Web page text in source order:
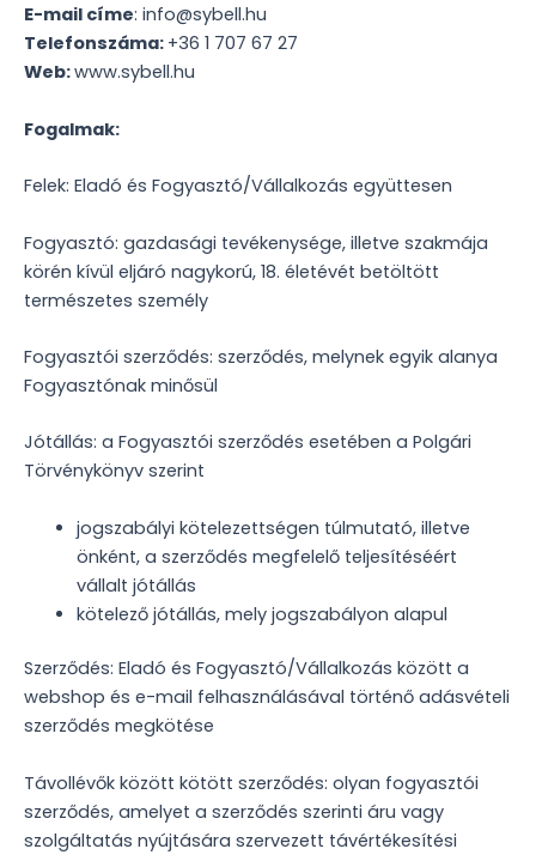
E-mail címe: info@sybell.hu
Telefonszáma: +36 1 707 67 27
Web:www.sybell.hu
Fogalmak:
Felek: Eladó és Fogyasztó/Vállalkozás együttesen
Fogyasztó: gazdasági tevékenysége, illetve szakmája
körén kívül eljáró nagykorú, 18. életévét betöltött
természetes személy
Fogyasztói szerződés: szerződés, melynek egyik alanya
Fogyasztónak minősül
Jótállás: a Fogyasztói szerződés esetében a Polgári
Törvénykönyv szerint
jogszabályi kötelezettségen túlmutató, illetve
önként, a szerződés megfelelő teljesítéséért
vállalt jótállás
kötelező jótállás, mely jogszabályon alapul
Szerződés: Eladó és Fogyasztó/Vállalkozás között a
webshop és e-mail felhasználásával történő adásvételi
szerződés megkötése
Távollévők között kötött szerződés: olyan fogyasztói
szerződés, amelyet a szerződés szerinti áru vagy
szolgáltatás nyújtására szervezett távértékesítési